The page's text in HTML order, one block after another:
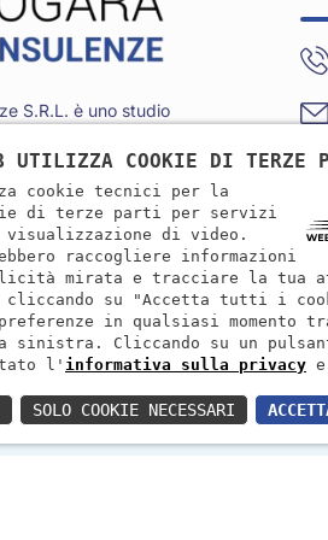
S.R.L. è uno studio
ambito fiscale, del
privati, professionisti e
UTILIZZA COOKIE DI TERZE
cookie tecnici per la
di terze parti per servizi
visualizzazione di video.
raccogliere informazioni
mirata e tracciare la tua
cliccando su "Accetta tutti i
in qualsiasi momento
sinistra. Cliccando su un
l' informativa sulla privacy
SOLO COOKIE NECESSARI